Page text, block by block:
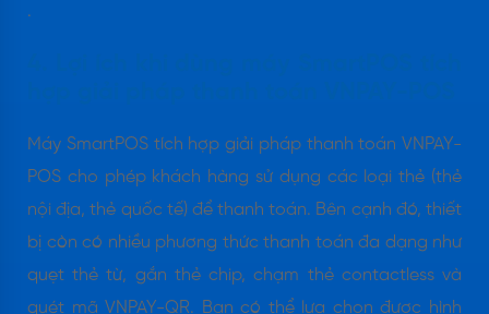
.
Máy SmartPOS tích hợp giải pháp thanh toán VNPAY-
POS cho phép khách hàng sử dụng các loại thẻ (thẻ
nội địa, thẻ quốc tế) để thanh toán. Bên cạnh đó, thiết
bị còn có nhiều phương thức thanh toán đa dạng như
quẹt thẻ từ, gắn thẻ chip, chạm thẻ contactless và
quét mã VNPAY-QR. Bạn có thể lựa chọn được hình